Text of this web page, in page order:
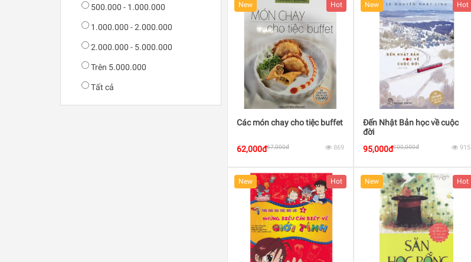
500.000 - 1.000.000
1.000.000 - 2.000.000
2.000.000 - 5.000.000
Trên 5.000.000
Tất cả
New Hot
Các món chay cho tiệc buffet
62,000đ67,000đ 869
New Hot
Đến Nhật Bản học về cuộc
đời
95,000đ100,000đ 915
New Hot New Hot